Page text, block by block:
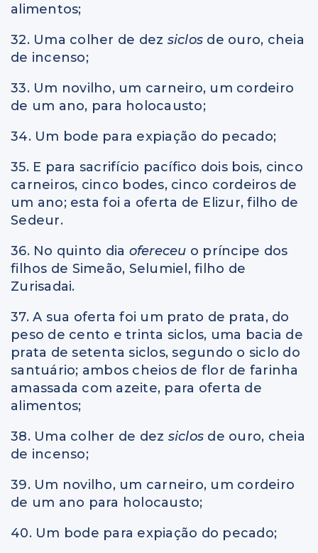
alimentos;
32. Uma colher de dez siclos de ouro, cheia
de incenso;
33. Um novilho, um carneiro, um cordeiro
de um ano, para holocausto;
34. Um bode para expiação do pecado;
35. E para sacrifício pacífico dois bois, cinco
carneiros, cinco bodes, cinco cordeiros de
um ano; esta foi a oferta de Elizur, filho de
Sedeur.
36. No quinto dia ofereceu o príncipe dos
filhos de Simeão, Selumiel, filho de
Zurisadai.
37. A sua oferta foi um prato de prata, do
peso de cento e trinta siclos, uma bacia de
prata de setenta siclos, segundo o siclo do
santuário; ambos cheios de flor de farinha
amassada com azeite, para oferta de
alimentos;
38. Uma colher de dez siclos de ouro, cheia
de incenso;
39. Um novilho, um carneiro, um cordeiro
de um ano para holocausto;
40. Um bode para expiação do pecado;